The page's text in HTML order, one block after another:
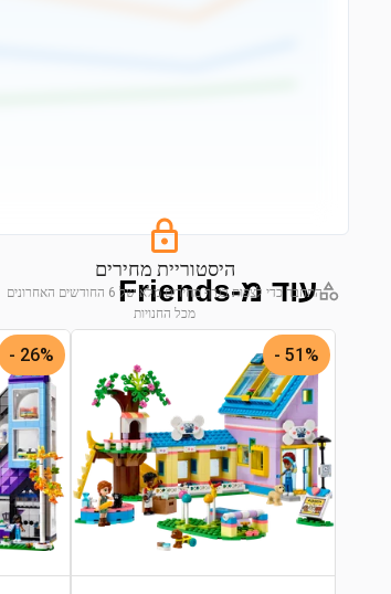
היסטוריית מחירים
התחבר כדי לצפות בגרף מחירים מלא של 6 החודשים האחרונים
מכל החנויות
עוד מ-Friends
51% -
26% -